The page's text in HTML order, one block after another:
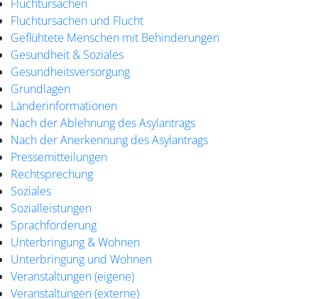
Fluchtursachen
Fluchtursachen und Flucht
Geflühtete Menschen mit Behinderungen
Gesundheit & Soziales
Gesundheitsversorgung
Grundlagen
Länderinformationen
Nach der Ablehnung des Asylantrags
Nach der Anerkennung des Asylantrags
Pressemitteilungen
Rechtsprechung
Soziales
Sozialleistungen
Sprachförderung
Unterbringung & Wohnen
Unterbringung und Wohnen
Veranstaltungen (eigene)
Veranstaltungen (externe)